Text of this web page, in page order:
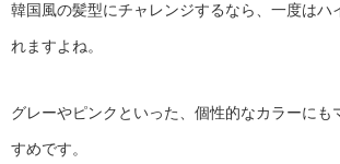
韓国風の髪型にチャレンジするなら、一度はハ
れますよね。
グレーやピンクといった、個性的なカラーにも
すめです。